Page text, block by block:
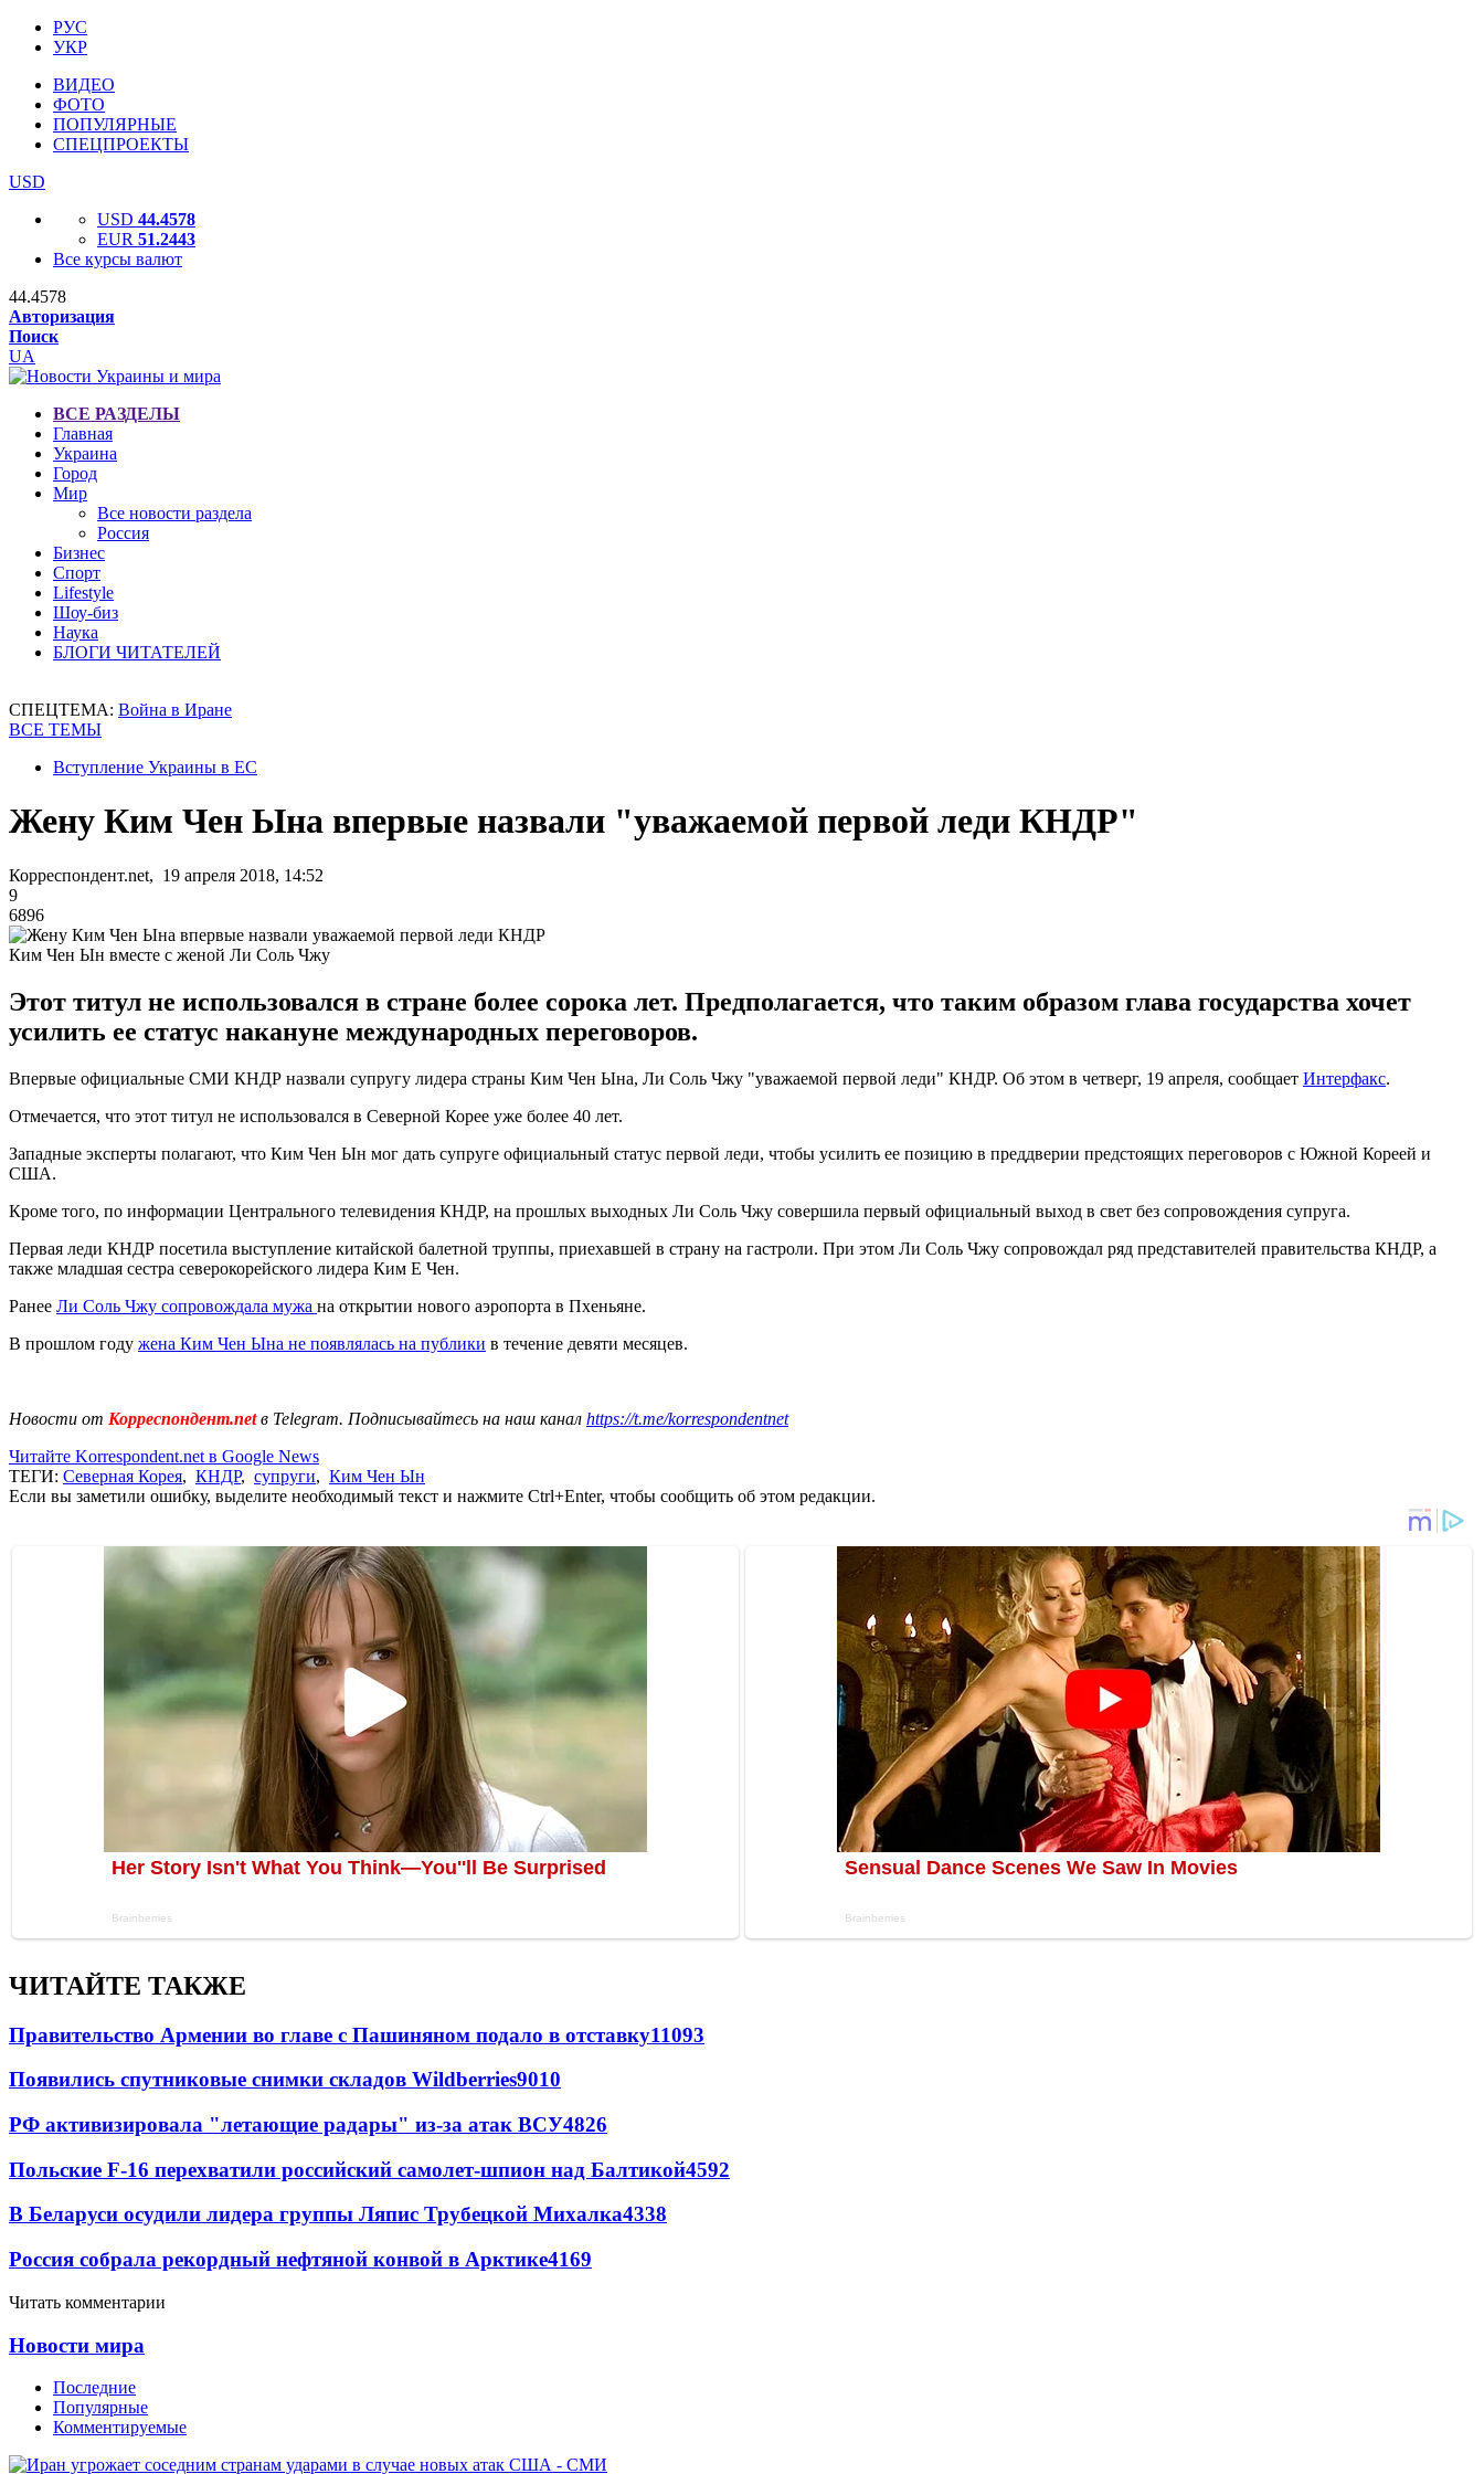
РУС
УКР
ВИДЕО
ФОТО
ПОПУЛЯРНЫЕ
СПЕЦПРОЕКТЫ
USD
USD 44.4578
EUR 51.2443
Все курсы валют
44.4578
Авторизация
Поиск
UA
ВСЕ РАЗДЕЛЫ
Главная
Украина
Город
Мир
Все новости раздела
Россия
Бизнес
Спорт
Lifestyle
Шоу-биз
Наука
БЛОГИ ЧИТАТЕЛЕЙ
СПЕЦТЕМА: Война в Иране
ВСЕ ТЕМЫ
Вступление Украины в ЕС
Жену Ким Чен Ына впервые назвали "уважаемой первой леди КНДР"
Корреспондент.net, 19 апреля 2018, 14:52
9
6896
Ким Чен Ын вместе с женой Ли Соль Чжу
Этот титул не использовался в стране более сорока лет. Предполагается, что таким образом глава государства хочет
усилить ее статус накануне международных переговоров.
Впервые официальные СМИ КНДР назвали супругу лидера страны Ким Чен Ына, Ли Соль Чжу "уважаемой первой леди" КНДР. Об этом в четверг, 19 апреля, сообщает Интерфакс.
Отмечается, что этот титул не использовался в Северной Корее уже более 40 лет.
Западные эксперты полагают, что Ким Чен Ын мог дать супруге официальный статус первой леди, чтобы усилить ее позицию в преддверии предстоящих переговоров с Южной Кореей и
США.
Кроме того, по информации Центрального телевидения КНДР, на прошлых выходных Ли Соль Чжу совершила первый официальный выход в свет без сопровождения супруга.
Первая леди КНДР посетила выступление китайской балетной труппы, приехавшей в страну на гастроли. При этом Ли Соль Чжу сопровождал ряд представителей правительства КНДР, а
также младшая сестра северокорейского лидера Ким Е Чен.
Ранее Ли Соль Чжу сопровождала мужа на открытии нового аэропорта в Пхеньяне.
В прошлом году жена Ким Чен Ына не появлялась на публики в течение девяти месяцев.
Новости от Корреспондент.netв Telegram. Подписывайтесь на наш канал https://t.me/korrespondentnet
Читайте Korrespondent.net в Google News
ТЕГИ: Северная Корея, КНДР, супруги, Ким Чен Ын
Если вы заметили ошибку, выделите необходимый текст и нажмите Ctrl+Enter, чтобы сообщить об этом редакции.
ЧИТАЙТЕ ТАКЖЕ
Правительство Армении во главе с Пашиняном подало в отставку11093
Появились спутниковые снимки складов Wildberries9010
РФ активизировала "летающие радары" из-за атак ВСУ4826
Польские F-16 перехватили российский самолет-шпион над Балтикой4592
В Беларуси осудили лидера группы Ляпис Трубецкой Михалка4338
Россия собрала рекордный нефтяной конвой в Арктике4169
Читать комментарии
Новости мира
Последние
Популярные
Комментируемые